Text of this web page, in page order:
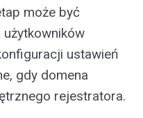
może być
użytkowników
ustawień
gdy domena
rejestratora.